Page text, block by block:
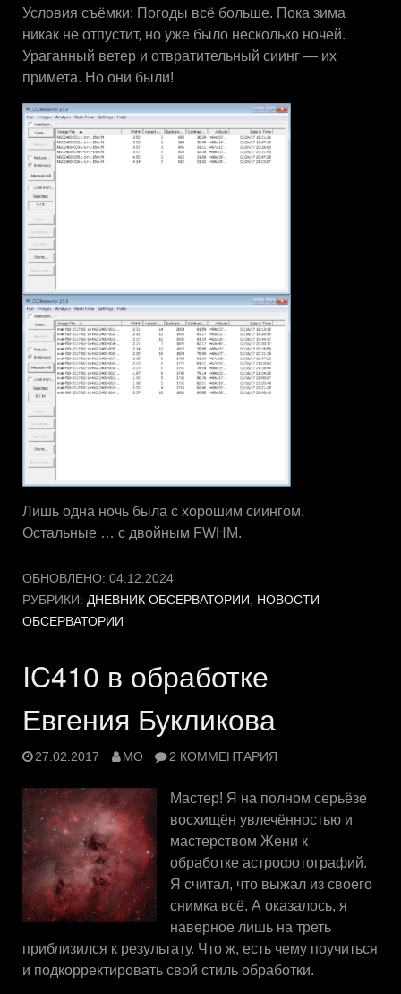
Условия съёмки: Погоды всё больше. Пока зима
никак не отпустит, но уже было несколько ночей.
Ураганный ветер и отвратительный сиинг — их
примета. Но они были!
Лишь одна ночь была с хорошим сиингом.
Остальные … с двойным FWHM.
ОБНОВЛЕНО: 04.12.2024
РУБРИКИ: ДНЕВНИК ОБСЕРВАТОРИИ , НОВОСТИ
ОБСЕРВАТОРИИ
IC410 в обработке
Евгения Букликова
27.02.2017 MO 2 КОММЕНТАРИЯ
Мастер! Я на полном серьёзе
восхищён увлечённостью и
мастерством Жени к
обработке астрофотографий.
Я считал, что выжал из своего
снимка всё. А оказалось, я
наверное лишь на треть
приблизился к результату. Что ж, есть чему поучиться
и подкорректировать свой стиль обработки.